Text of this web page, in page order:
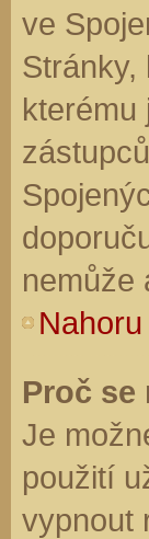
ve
Stránky,
kterému
nemůže
Nahoru
Proč se
Je
použití
vypnout